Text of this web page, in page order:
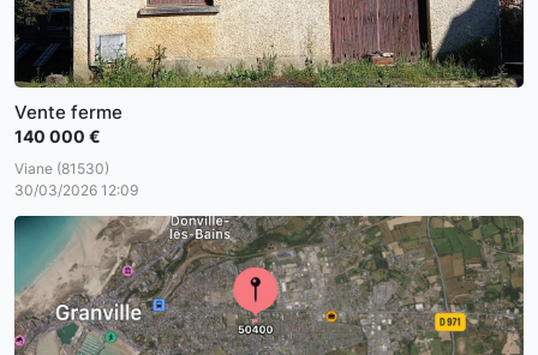
Vente ferme
140 000 €
Viane (81530)
30/03/2026 12:09